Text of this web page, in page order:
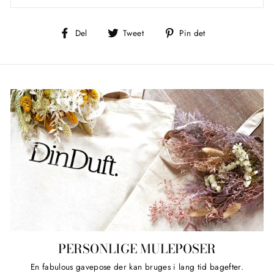
Del
Del
Tweet
Tweet Pin det
PERSONLIGE MULEPOSER
En fabulous gavepose der kan bruges i lang tid bagefter.